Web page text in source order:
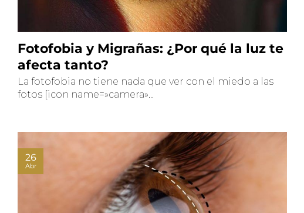
Fotofobia y Migrañas: ¿Por qué la luz te
afecta tanto?
La fotofobia no tiene nada que ver con el miedo a las
fotos [icon name=»camera»...
26
Abr